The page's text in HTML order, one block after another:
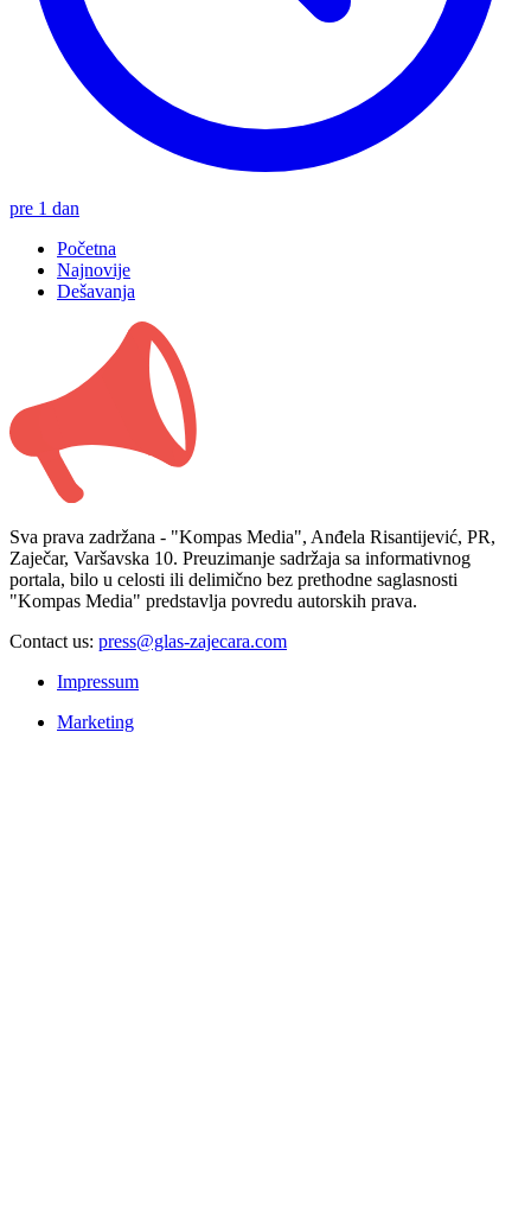
pre 1 dan
Početna
Najnovije
Dešavanja
Sva prava zadržana - "Kompas Media", Anđela Risantijević, PR,
Zaječar, Varšavska 10. Preuzimanje sadržaja sa informativnog
portala, bilo u celosti ili delimično bez prethodne saglasnosti
"Kompas Media" predstavlja povredu autorskih prava.
Contact us: press@glas-zajecara.com
Impressum
Marketing